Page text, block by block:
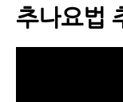
추나요법